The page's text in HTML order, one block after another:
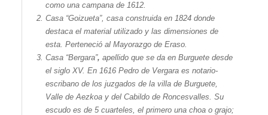
como una campana de 1612.
Casa “Goizueta”, casa construida en 1824 donde
destaca el material utilizado y las dimensiones de
esta. Perteneció al Mayorazgo de Eraso.
Casa “Bergara”, apellido que se da en Burguete desde
el siglo XV. En 1616 Pedro de Vergara es notario-
escribano de los juzgados de la villa de Burguete,
Valle de Aezkoa y del Cabildo de Roncesvalles. Su
escudo es de 5 cuarteles, el primero una choa o grajo;